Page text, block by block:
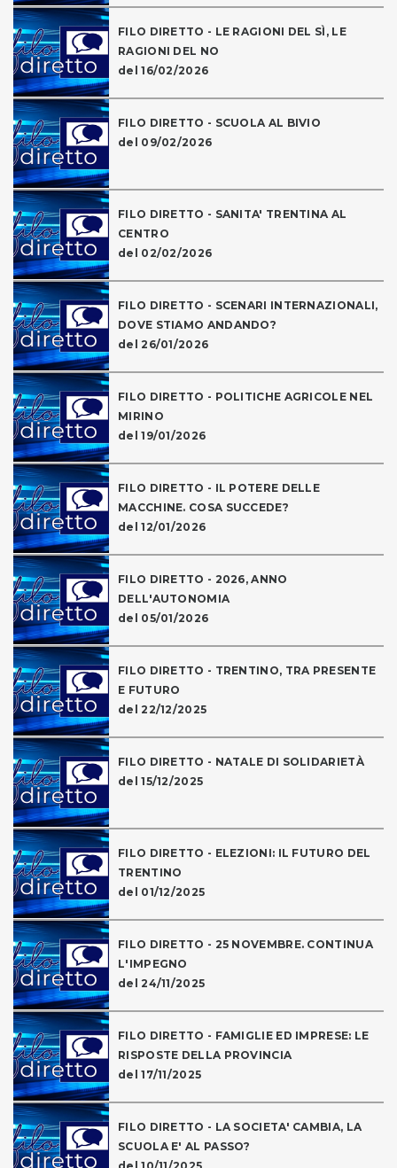
FILO DIRETTO - LE RAGIONI DEL SÌ, LE
RAGIONI DEL NO
del 16/02/2026
FILO DIRETTO - SCUOLA AL BIVIO
del 09/02/2026
FILO DIRETTO - SANITA' TRENTINA AL
CENTRO
del 02/02/2026
FILO DIRETTO - SCENARI INTERNAZIONALI,
DOVE STIAMO ANDANDO?
del 26/01/2026
FILO DIRETTO - POLITICHE AGRICOLE NEL
MIRINO
del 19/01/2026
FILO DIRETTO - IL POTERE DELLE
MACCHINE. COSA SUCCEDE?
del 12/01/2026
FILO DIRETTO - 2026, ANNO
DELL'AUTONOMIA
del 05/01/2026
FILO DIRETTO - TRENTINO, TRA PRESENTE
E FUTURO
del 22/12/2025
FILO DIRETTO - NATALE DI SOLIDARIETÀ
del 15/12/2025
FILO DIRETTO - ELEZIONI: IL FUTURO DEL
TRENTINO
del 01/12/2025
FILO DIRETTO - 25 NOVEMBRE. CONTINUA
L'IMPEGNO
del 24/11/2025
FILO DIRETTO - FAMIGLIE ED IMPRESE: LE
RISPOSTE DELLA PROVINCIA
del 17/11/2025
FILO DIRETTO - LA SOCIETA' CAMBIA, LA
SCUOLA E' AL PASSO?